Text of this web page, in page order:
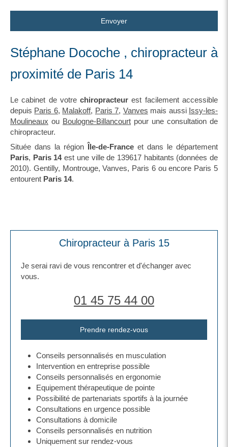
Envoyer
Stéphane Docoche , chiropracteur à
proximité de Paris 14
Le cabinet de votrechiropracteur est facilement accessible
depuis Paris 6, Malakoff, Paris 7, Vanves mais aussi Issy-les-
Moulineaux ou Boulogne-Billancourt pour une consultation de
chiropracteur.
Située dans la région Île-de-France et dans le département
Paris, Paris 14est une ville de 139617 habitants (données de
2010). Gentilly, Montrouge, Vanves, Paris 6 ou encore Paris 5
entourent Paris 14.
Chiropracteur à Paris 15
Je serai ravi de vous rencontrer et d'échanger avec
vous.
01 45 75 44 00
Prendre rendez-vous
Conseils personnalisés en musculation
Intervention en entreprise possible
Conseils personnalisés en ergonomie
Equipement thérapeutique de pointe
Possibilité de partenariats sportifs à la journée
Consultations en urgence possible
Consultations à domicile
Conseils personnalisés en nutrition
Uniquement sur rendez-vous